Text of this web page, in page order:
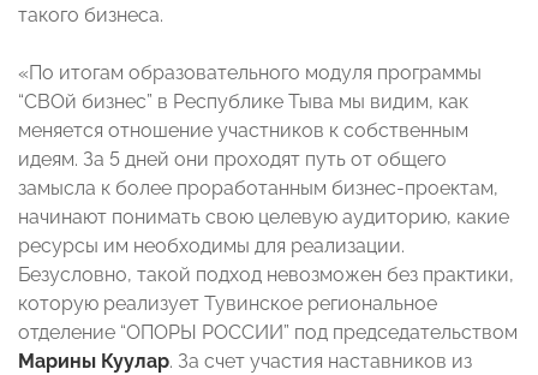
такого бизнеса.
«По итогам образовательного модуля программы
“СВОй бизнес” в Республике Тыва мы видим, как
меняется отношение участников к собственным
идеям. За 5 дней они проходят путь от общего
замысла к более проработанным бизнес-проектам,
начинают понимать свою целевую аудиторию, какие
ресурсы им необходимы для реализации.
Безусловно, такой подход невозможен без практики,
которую реализует Тувинское региональное
отделение “ОПОРЫ РОССИИ” под председательством
Марины Куулар. За счет участия наставников из